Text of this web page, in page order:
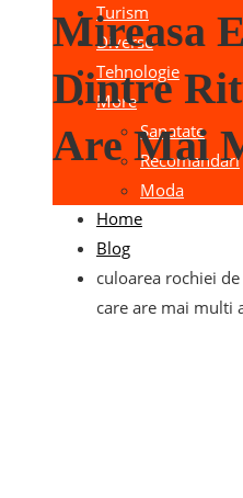
Turism
Diverse
Tehnologie
More
Sanatate
Recomandari
Moda
Mireasa
Dintre
Are Mai
Home
Blog
culoarea rochiei
care are mai multi